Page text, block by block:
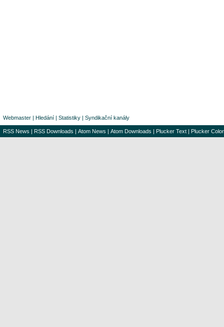
Webmaster | Hledání | Statistiky | Syndikační kanály
RSS News | RSS Downloads | Atom News | Atom Downloads | Plucker Text | Plucker Color